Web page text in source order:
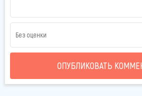
Время заезда / выезда:
Время выезда: 12:00
Поздний выезд в 15:00 возможен
Месторасположение:
ОПУБЛИКОВАТЬ